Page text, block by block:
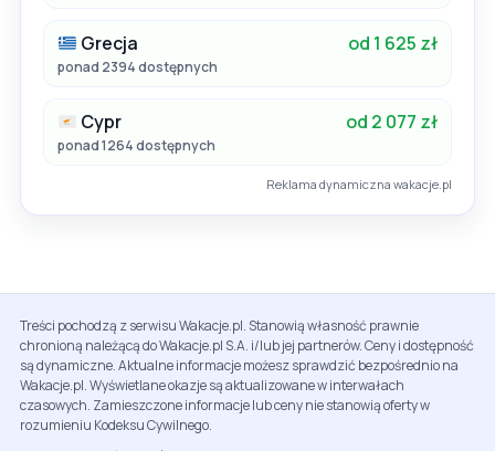
Grecja od 1 625 zł
ponad 2394 dostępnych
Cypr od 2 077 zł
ponad 1264 dostępnych
Reklama dynamiczna wakacje.pl
Treści pochodzą z serwisu Wakacje.pl. Stanowią własność prawnie
chronioną należącą do Wakacje.pl S.A. i/lub jej partnerów. Ceny i dostępność
są dynamiczne. Aktualne informacje możesz sprawdzić bezpośrednio na
Wakacje.pl. Wyświetlane okazje są aktualizowane w interwałach
czasowych. Zamieszczone informacje lub ceny nie stanowią oferty w
rozumieniu Kodeksu Cywilnego.